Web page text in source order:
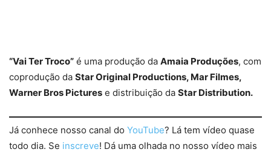
“Vai Ter Troco” é uma produção da Amaia Produções, com
coprodução da Star Original Productions, Mar Filmes,
Warner Bros Pictures e distribuição da Star Distribution.
Já conhece nosso canal do YouTube? Lá tem vídeo quase
todo dia. Se inscreve! Dá uma olhada no nosso vídeo mais